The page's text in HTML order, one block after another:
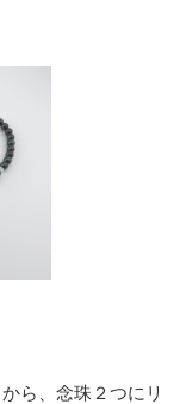
ら、念珠２つにリ